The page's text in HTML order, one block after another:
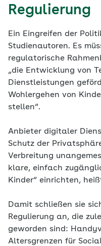
Regulierung
Ein Eingreifen der
Studienautoren. Es
regulatorische
„die Entwicklung von
Dienstleistungen
Wohlergehen von
stellen“.
Anbieter digitaler
Schutz der
Verbreitung
klare, einfach
Kinder“ einrichten,
Damit schließen sie
Regulierung an, die
geworden sind:
Altersgrenzen für